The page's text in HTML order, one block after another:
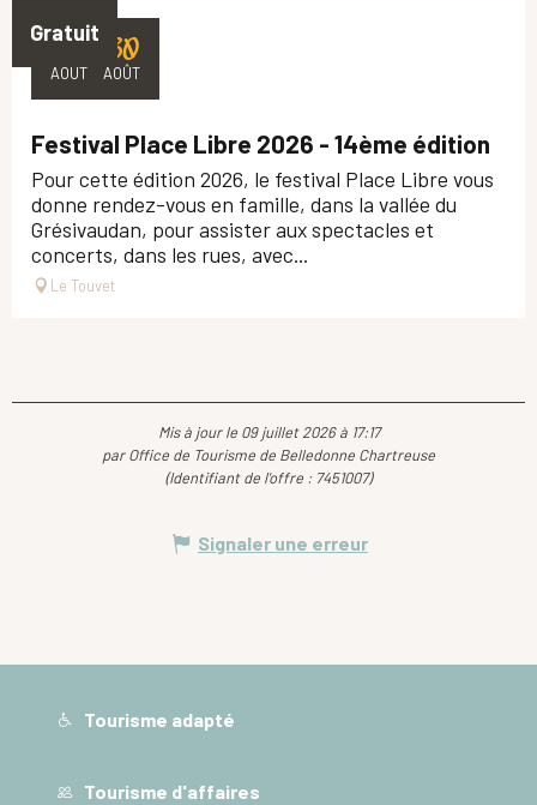
Gratuit
27
AOÛT
30
AOÛT
Festival Place Libre 2026 - 14ème édition
Pour cette édition 2026, le festival Place Libre vous
donne rendez-vous en famille, dans la vallée du
Grésivaudan, pour assister aux spectacles et
concerts, dans les rues, avec...
Le Touvet
Mis à jour le 09 juillet 2026 à 17:17
par Office de Tourisme de Belledonne Chartreuse
(Identifiant de l'offre : 7451007)
Signaler une erreur
Tourisme adapté
Tourisme d'affaires